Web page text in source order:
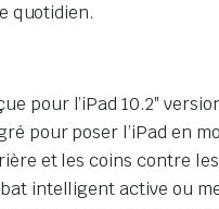
quotidien.
pour l’iPad 10.2″
pour poser l’iPad en
et les coins contre
intelligent active ou